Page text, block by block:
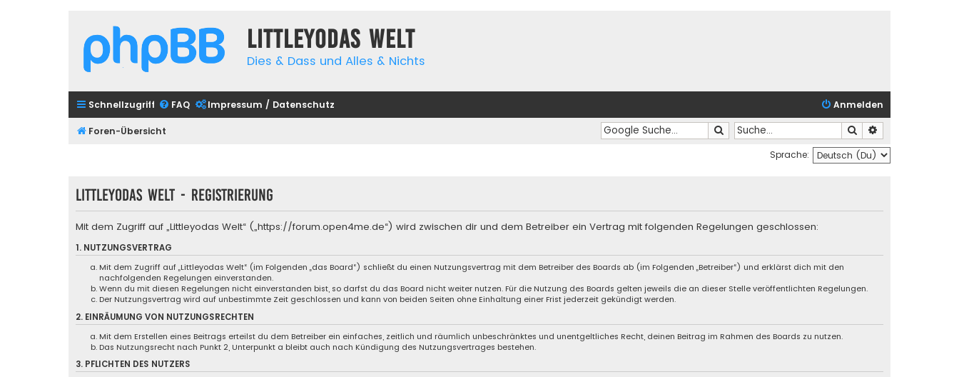
Littleyodas Welt
Dies & Dass und Alles & Nichts
Schnellzugriff FAQ Impressum / Datenschutz Anmelden
Foren-Übersicht Suche
Suche
Sprache:
Littleyodas Welt - Registrierung
Mit dem Zugriff auf „Littleyodas Welt“ („https://forum.open4me.de“) wird zwischen dir und dem Betreiber ein Vertrag mit folgenden Regelungen geschlossen:
1. NUTZUNGSVERTRAG
Mit dem Zugriff auf „Littleyodas Welt“ (im Folgenden „das Board“) schließt du einen Nutzungsvertrag mit dem Betreiber des Boards ab (im Folgenden „Betreiber“) und erklärst dich mit den
nachfolgenden Regelungen einverstanden.
Wenn du mit diesen Regelungen nicht einverstanden bist, so darfst du das Board nicht weiter nutzen. Für die Nutzung des Boards gelten jeweils die an dieser Stelle veröffentlichten Regelungen.
Der Nutzungsvertrag wird auf unbestimmte Zeit geschlossen und kann von beiden Seiten ohne Einhaltung einer Frist jederzeit gekündigt werden.
2. EINRÄUMUNG VON NUTZUNGSRECHTEN
Mit dem Erstellen eines Beitrags erteilst du dem Betreiber ein einfaches, zeitlich und räumlich unbeschränktes und unentgeltliches Recht, deinen Beitrag im Rahmen des Boards zu nutzen.
Das Nutzungsrecht nach Punkt 2, Unterpunkt a bleibt auch nach Kündigung des Nutzungsvertrages bestehen.
3. PFLICHTEN DES NUTZERS